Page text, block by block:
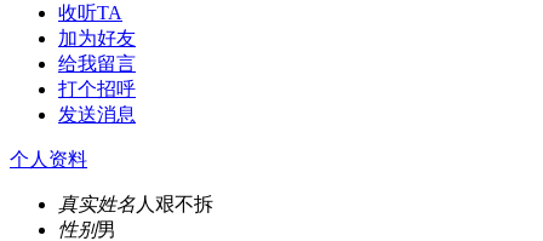
收听TA
加为好友
给我留言
打个招呼
发送消息
个人资料
真实姓名人艰不拆
性别男